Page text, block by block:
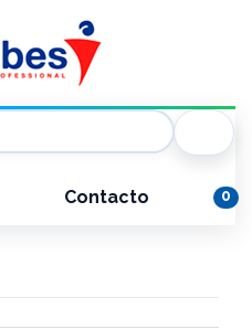
Contacto 0